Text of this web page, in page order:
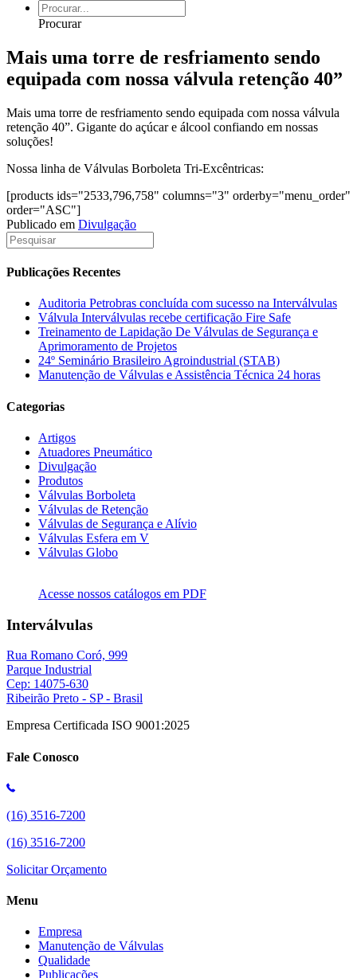
Procurar
Mais uma torre de resfriamento sendo
equipada com nossa válvula retenção 40”
Mais uma torre de resfriamento sendo equipada com nossa válvula
retenção 40”. Gigante do açúcar e álcool confiando em nossas
soluções!
Nossa linha de Válvulas Borboleta Tri-Excêntricas:
[products ids="2533,796,758" columns="3" orderby="menu_order"
order="ASC"]
Publicado em Divulgação
Publicações Recentes
Auditoria Petrobras concluída com sucesso na Interválvulas
Válvula Interválvulas recebe certificação Fire Safe
Treinamento de Lapidação De Válvulas de Segurança e
Aprimoramento de Projetos
24º Seminário Brasileiro Agroindustrial (STAB)
Manutenção de Válvulas e Assistência Técnica 24 horas
Categorias
Artigos
Atuadores Pneumático
Divulgação
Produtos
Válvulas Borboleta
Válvulas de Retenção
Válvulas de Segurança e Alívio
Válvulas Esfera em V
Válvulas Globo
Acesse nossos catálogos em PDF
Interválvulas
Rua Romano Coró, 999
Parque Industrial
Cep: 14075-630
Ribeirão Preto - SP - Brasil
Empresa Certificada ISO 9001:2025
Fale Conosco
(16) 3516-7200
(16) 3516-7200
Solicitar Orçamento
Menu
Empresa
Manutenção de Válvulas
Qualidade
Publicações